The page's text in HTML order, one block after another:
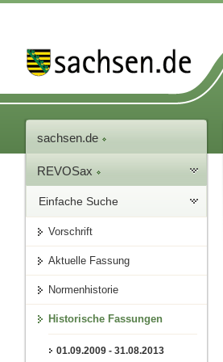
sachsen.de
REVOSax
Einfache Suche
Vorschrift
Aktuelle Fassung
Normenhistorie
Historische Fassungen
01.09.2009 - 31.08.2013